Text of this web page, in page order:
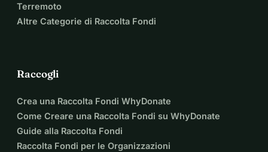
Terremoto
Altre Categorie di Raccolta Fondi
Raccogli
Crea una Raccolta Fondi WhyDonate
Come Creare una Raccolta Fondi su WhyDonate
Guide alla Raccolta Fondi
Raccolta Fondi per le Organizzazioni